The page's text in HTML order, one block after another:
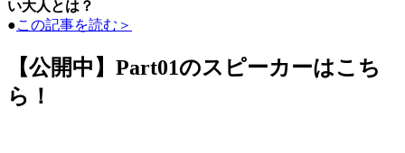
い大人とは？
●この記事を読む＞
【公開中】Part01のスピーカーはこち
ら！